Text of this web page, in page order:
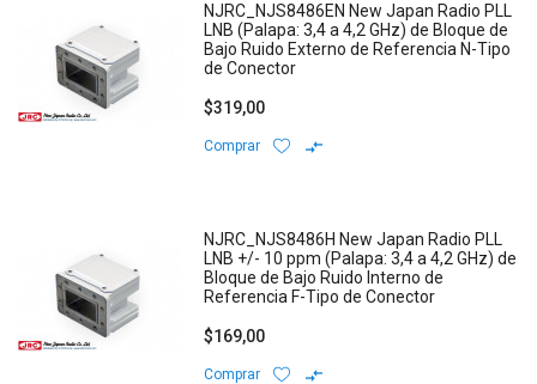
NJRC_NJS8486EN New Japan Radio PLL
LNB (Palapa: 3,4 a 4,2 GHz) de Bloque de
Bajo Ruido Externo de Referencia N-Tipo
de Conector
$319,00
Comprar
NJRC_NJS8486H New Japan Radio PLL
LNB +/- 10 ppm (Palapa: 3,4 a 4,2 GHz) de
Bloque de Bajo Ruido Interno de
Referencia F-Tipo de Conector
$169,00
Comprar